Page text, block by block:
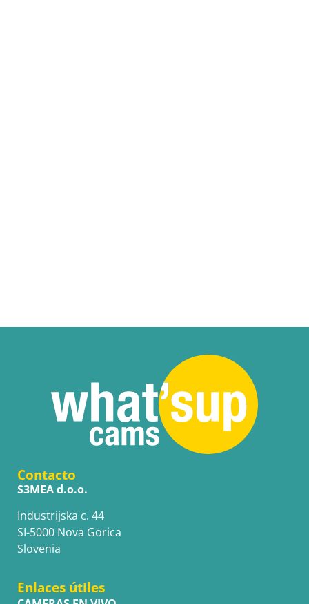
Contacto
S3MEA d.o.o.
Industrijska c. 44
SI-5000 Nova Gorica
Slovenia
Enlaces útiles